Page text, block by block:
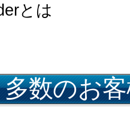
とは
数のお